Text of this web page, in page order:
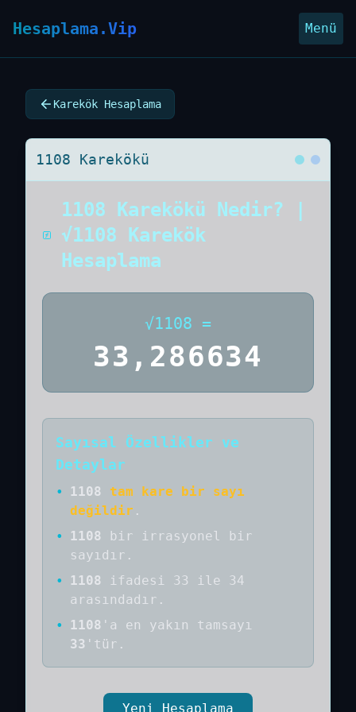
Hesaplama.Vip Menü
Karekök Hesaplama
1108 Karekökü
1108 Karekökü Nedir? |
√1108 Karekök
Hesaplama
√1108 =
33,286634
Sayısal Özellikler ve
Detaylar
• 1108
tam kare bir sayı
değildir .
•
1108 bir
irrasyonel bir
sayıdır .
•
1108
ifadesi 33 ile 34
arasındadır.
•
1108 'a en yakın tamsayı
33 'tür.
Yeni Hesaplama